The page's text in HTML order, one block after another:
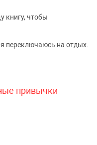
книгу, чтобы
переключаюсь на отдых.
привычки